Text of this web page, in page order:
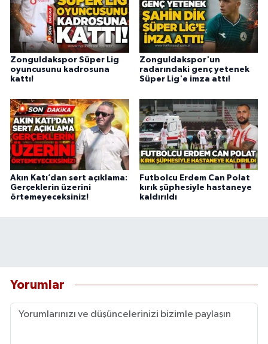
Zonguldakspor Süper Lig
oyuncusunu kadrosuna
kattı!
Zonguldakspor'un
radarındaki genç yetenek
Süper Lig'e imza attı!
Akın Katı’dan sert açıklama:
Gerçeklerin üzerini
örtemeyeceksiniz!
Futbolcu Erdem Can Polat
kırık şüphesiyle hastaneye
kaldırıldı
Yorumlar